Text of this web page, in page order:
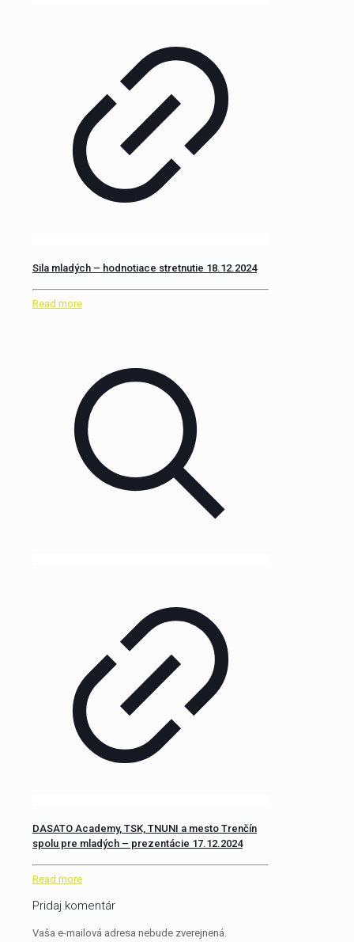
Sila mladých – hodnotiace stretnutie 18.12.2024
Read more
DASATO Academy, TSK, TNUNI a mesto Trenčín
spolu pre mladých – prezentácie 17.12.2024
Read more
Pridaj komentár
Vaša e-mailová adresa nebude zverejnená.